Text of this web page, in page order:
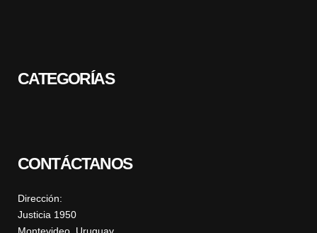
CATEGORÍAS
CONTÁCTANOS
Dirección:
Justicia 1950